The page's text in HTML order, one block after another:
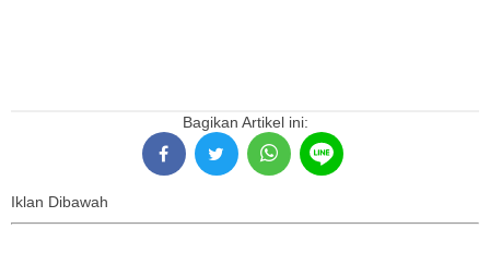
Bagikan Artikel ini:
Iklan Dibawah